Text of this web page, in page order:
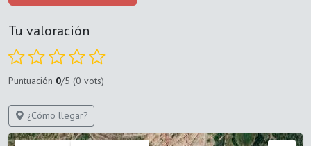
Tu valoración
Puntuación 0/5 (0 vots)
¿Cómo llegar?